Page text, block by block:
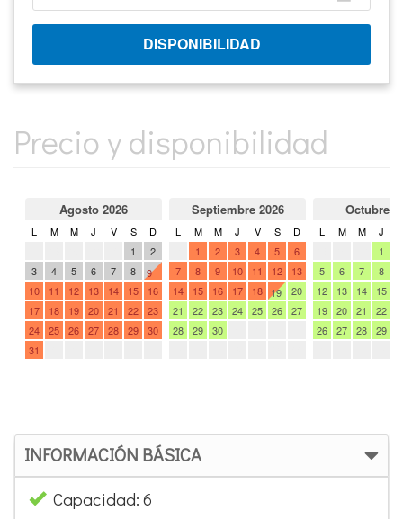
Precio y disponibilidad
INFORMACIÓN BÁSICA
Capacidad: 6